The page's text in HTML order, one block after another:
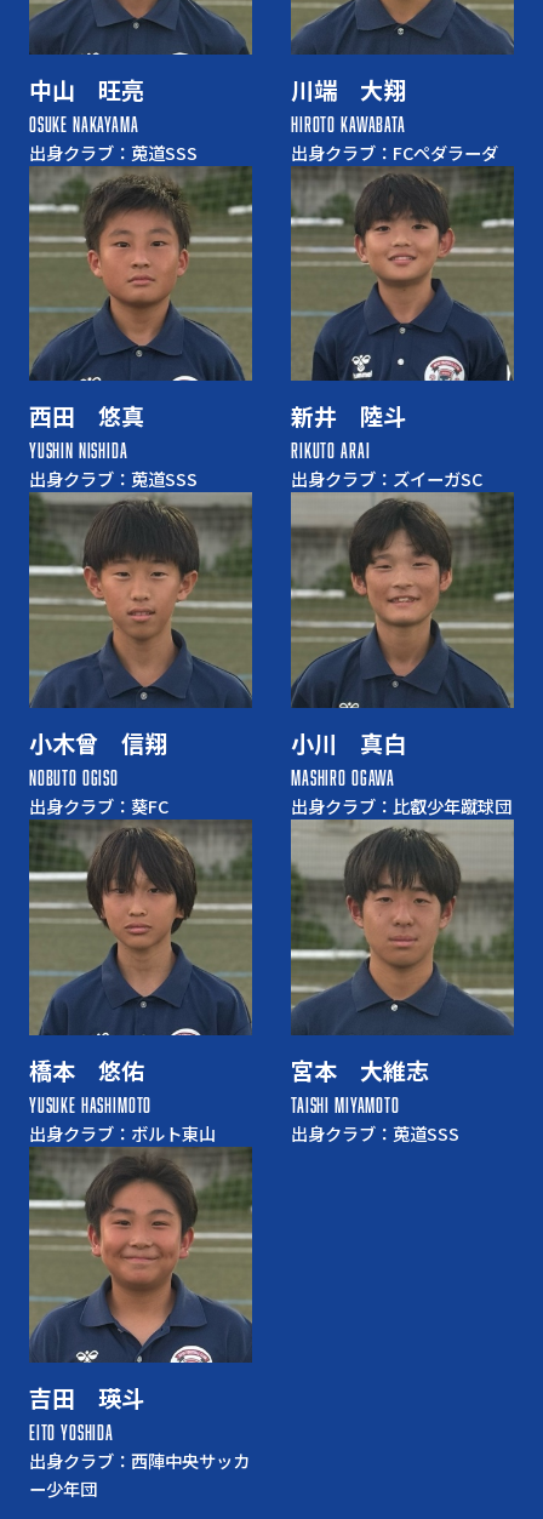
中山 旺亮
OSUKE NAKAYAMA
出身クラブ：莵道SSS
川端 大翔
HIROTO KAWABATA
出身クラブ：FCペダラーダ
西田 悠真
YUSHIN NISHIDA
出身クラブ：莵道SSS
新井 陸斗
RIKUTO ARAI
出身クラブ：ズイーガSC
小木曾 信翔
NOBUTO OGISO
出身クラブ：葵FC
小川 真白
MASHIRO OGAWA
出身クラブ：比叡少年蹴球団
橋本 悠佑
YUSUKE HASHIMOTO
出身クラブ：ボルト東山
宮本 大維志
TAISHI MIYAMOTO
出身クラブ：莵道SSS
吉田 瑛斗
EITO YOSHIDA
出身クラブ：西陣中央サッカ
ー少年団